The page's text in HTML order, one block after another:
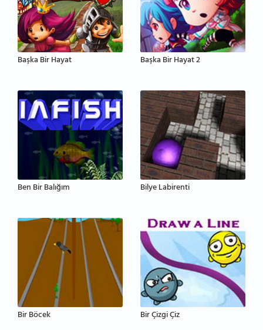
Başka Bir Hayat Başka Bir Hayat 2
Ben Bir Balığım Bilye Labirenti
Bir Böcek Bir Çizgi Çiz